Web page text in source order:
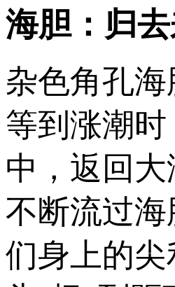
海胆：归
杂色角孔
等到涨潮
中，返回
不断流过
们身上的